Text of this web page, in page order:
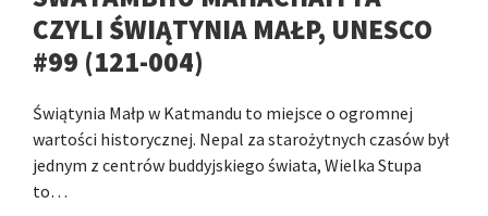
CZYLI ŚWIĄTYNIA MAŁP, UNESCO
#99 (121-004)
Świątynia Małp w Katmandu to miejsce o ogromnej
wartości historycznej. Nepal za starożytnych czasów był
jednym z centrów buddyjskiego świata, Wielka Stupa
to…